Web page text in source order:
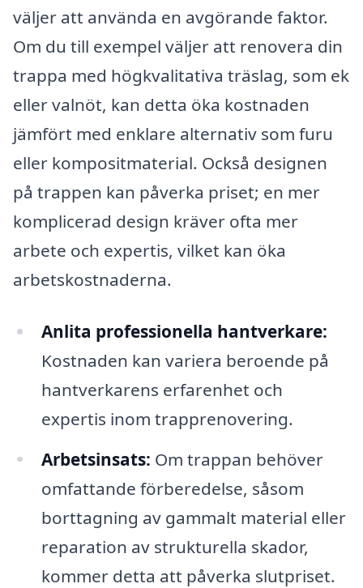
väljer att använda en avgörande faktor.
Om du till exempel väljer att renovera din
trappa med högkvalitativa träslag, som ek
eller valnöt, kan detta öka kostnaden
jämfört med enklare alternativ som furu
eller kompositmaterial. Också designen
på trappen kan påverka priset; en mer
komplicerad design kräver ofta mer
arbete och expertis, vilket kan öka
arbetskostnaderna.
Anlita professionella hantverkare:
Kostnaden kan variera beroende på
hantverkarens erfarenhet och
expertis inom trapprenovering.
Arbetsinsats: Om trappan behöver
omfattande förberedelse, såsom
borttagning av gammalt material eller
reparation av strukturella skador,
kommer detta att påverka slutpriset.